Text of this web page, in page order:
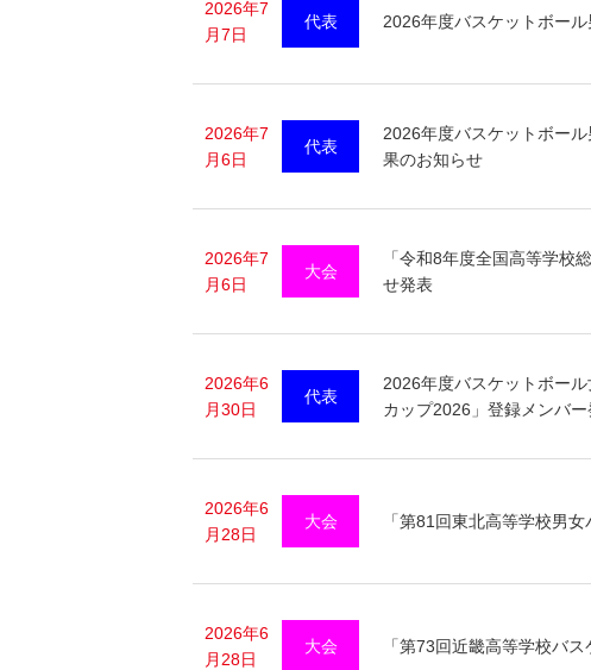
2026年7
月7日
代表 2026年度バスケットボー
2026年7
月6日
代表
2026年度バスケットボー
果のお知らせ
2026年7
月6日
大会
「令和8年度全国高等学校
せ発表
2026年6
月30日
代表
2026年度バスケットボー
カップ2026」登録メンバー
2026年6
月28日
大会 「第81回東北高等学校男
2026年6
月28日
大会 「第73回近畿高等学校バ